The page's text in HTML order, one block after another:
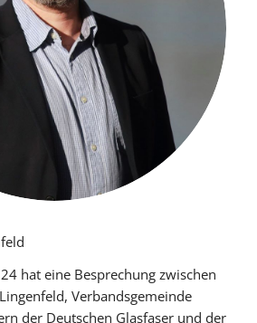
hat eine Besprechung zwischen
Verbandsgemeinde
der Deutschen Glasfaser und der